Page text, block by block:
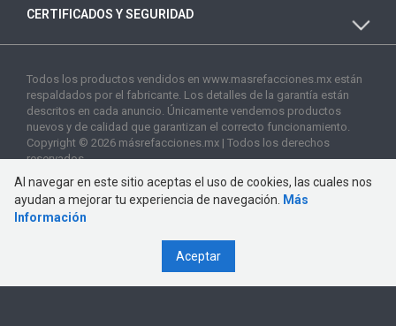
CERTIFICADOS Y SEGURIDAD
Todos los productos vendidos en www.masrefacciones.mx están
respaldados por el fabricante. Los detalles de la garantía están
descritos en cada anuncio. Únicamente vendemos productos
nuevos y de calidad que garantizan el correcto funcionamiento.
Copyright © 2026 másrefacciones.mx | Todos los derechos
reservados
Al navegar en este sitio aceptas el uso de cookies, las cuales nos
ayudan a mejorar tu experiencia de navegación.
Más
Información
Aceptar